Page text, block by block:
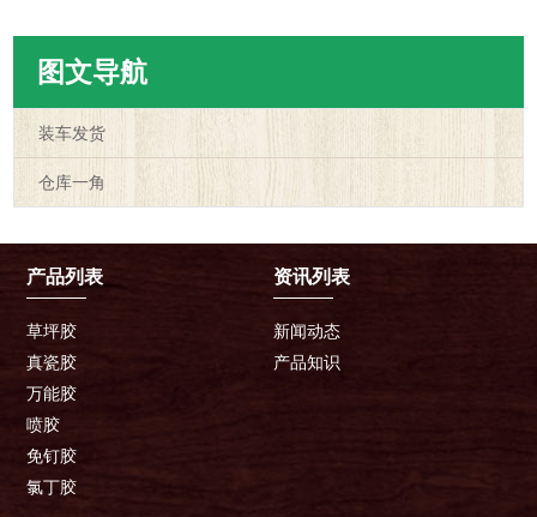
图文导航
装车发货
仓库一角
产品列表
草坪胶
真瓷胶
万能胶
喷胶
免钉胶
氯丁胶
资讯列表
新闻动态
产品知识